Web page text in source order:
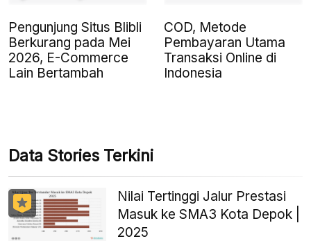
Pengunjung Situs Blibli
Berkurang pada Mei
2026, E-Commerce
Lain Bertambah
COD, Metode
Pembayaran Utama
Transaksi Online di
Indonesia
Data Stories Terkini
Nilai Tertinggi Jalur Prestasi
Masuk ke SMA3 Kota Depok |
2025